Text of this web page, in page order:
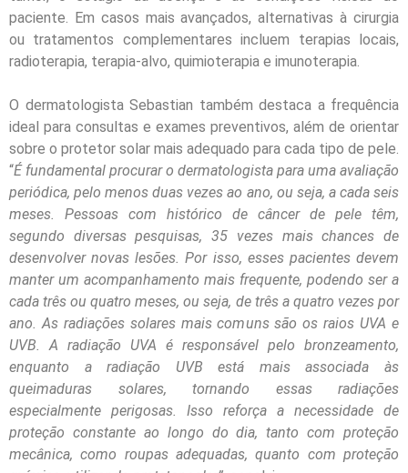
paciente. Em casos mais avançados, alternativas à cirurgia
ou tratamentos complementares incluem terapias locais,
radioterapia, terapia-alvo, quimioterapia e imunoterapia.
O dermatologista Sebastian também destaca a frequência
ideal para consultas e exames preventivos, além de orientar
sobre o protetor solar mais adequado para cada tipo de pele.
“É fundamental procurar o dermatologista para uma avaliação
periódica, pelo menos duas vezes ao ano, ou seja, a cada seis
meses. Pessoas com histórico de câncer de pele têm,
segundo diversas pesquisas, 35 vezes mais chances de
desenvolver novas lesões. Por isso, esses pacientes devem
manter um acompanhamento mais frequente, podendo ser a
cada três ou quatro meses, ou seja, de três a quatro vezes por
ano. As radiações solares mais comuns são os raios UVA e
UVB. A radiação UVA é responsável pelo bronzeamento,
enquanto a radiação UVB está mais associada às
queimaduras solares, tornando essas radiações
especialmente perigosas. Isso reforça a necessidade de
proteção constante ao longo do dia, tanto com proteção
mecânica, como roupas adequadas, quanto com proteção